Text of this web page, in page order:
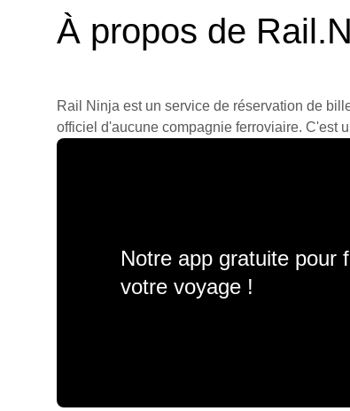
À propos de
Rail Ninja est un service de réservation de
officiel d'aucune compagnie ferroviaire. C'est
Notre app gratuite pour
votre voyage !